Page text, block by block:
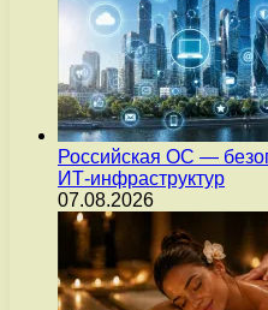
Российская ОС —
ИТ-инфраструктур
07.08.2026